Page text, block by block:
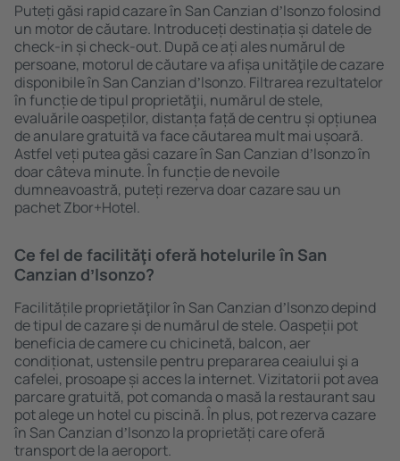
Puteți găsi rapid cazare în San Canzian dʼlsonzo folosind
un motor de căutare. Introduceți destinația și datele de
check-in și check-out. După ce ați ales numărul de
persoane, motorul de căutare va afișa unităţile de cazare
disponibile în San Canzian dʼlsonzo. Filtrarea rezultatelor
în funcție de tipul proprietăţii, numărul de stele,
evaluările oaspeților, distanța față de centru și opțiunea
de anulare gratuită va face căutarea mult mai ușoară.
Astfel veți putea găsi cazare în San Canzian dʼlsonzo în
doar câteva minute. În funcție de nevoile
dumneavoastră, puteți rezerva doar cazare sau un
pachet Zbor+Hotel.
Ce fel de facilităţi oferă hotelurile în San
Canzian dʼlsonzo?
Facilitățile proprietăţilor în San Canzian dʼlsonzo depind
de tipul de cazare și de numărul de stele. Oaspeții pot
beneficia de camere cu chicinetă, balcon, aer
condiționat, ustensile pentru prepararea ceaiului şi a
cafelei, prosoape și acces la internet. Vizitatorii pot avea
parcare gratuită, pot comanda o masă la restaurant sau
pot alege un hotel cu piscină. În plus, pot rezerva cazare
în San Canzian dʼlsonzo la proprietăți care oferă
transport de la aeroport.